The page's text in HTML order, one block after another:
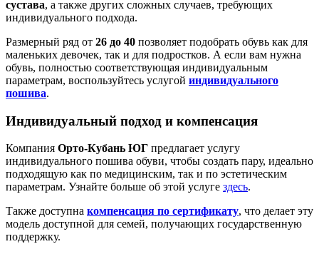
сустава, а также других сложных случаев, требующих
индивидуального подхода.
Размерный ряд от 26 до 40 позволяет подобрать обувь как для
маленьких девочек, так и для подростков. А если вам нужна
обувь, полностью соответствующая индивидуальным
параметрам, воспользуйтесь услугой индивидуального
пошива.
Индивидуальный подход и компенсация
Компания Орто-Кубань ЮГ предлагает услугу
индивидуального пошива обуви, чтобы создать пару, идеально
подходящую как по медицинским, так и по эстетическим
параметрам. Узнайте больше об этой услуге здесь.
Также доступна компенсация по сертификату, что делает эту
модель доступной для семей, получающих государственную
поддержку.